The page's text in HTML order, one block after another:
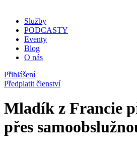
Služby
PODCASTY
Eventy
Blog
O nás
Přihlášení
Předplatit členství
Mladík z Francie
přes